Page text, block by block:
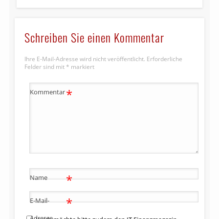
Schreiben Sie einen Kommentar
Ihre E-Mail-Adresse wird nicht veröffentlicht. Erforderliche
Felder sind mit * markiert
Kommentar*
Name *
E-Mail-
*